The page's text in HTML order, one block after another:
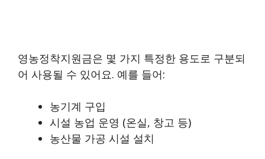
영농정착지원금은 몇 가지 특정한 용도로 구분되
어 사용될 수 있어요. 예를 들어:
농기계 구입
시설 농업 운영 (온실, 창고 등)
농산물 가공 시설 설치